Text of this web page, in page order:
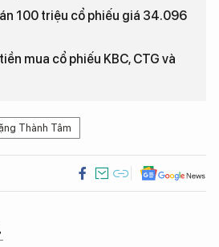
100 triệu cổ phiếu giá 34.096
mua cổ phiếu KBC, CTG và
Thành Tâm